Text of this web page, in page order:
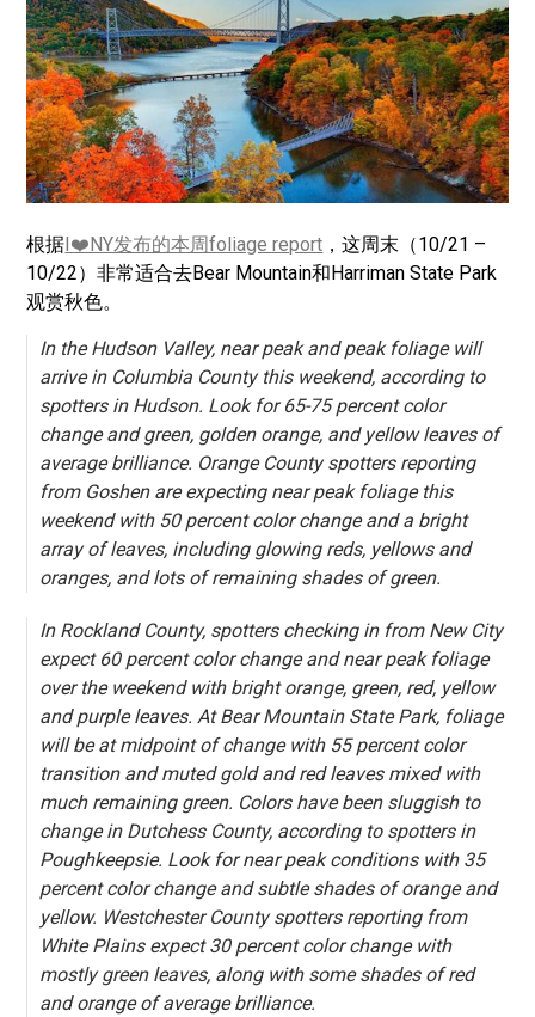
根据 I❤️NY发布的本周foliage report ，这周末（10/21 –
10/22）非常适合去Bear Mountain和Harriman State Park
观赏秋色。
In the Hudson Valley, near peak and peak foliage will
arrive in Columbia County this weekend, according to
spotters in Hudson. Look for 65-75 percent color
change and green, golden orange, and yellow leaves of
average brilliance. Orange County spotters reporting
from Goshen are expecting near peak foliage this
weekend with 50 percent color change and a bright
array of leaves, including glowing reds, yellows and
oranges, and lots of remaining shades of green.
In Rockland County, spotters checking in from New City
expect 60 percent color change and near peak foliage
over the weekend with bright orange, green, red, yellow
and purple leaves. At Bear Mountain State Park, foliage
will be at midpoint of change with 55 percent color
transition and muted gold and red leaves mixed with
much remaining green. Colors have been sluggish to
change in Dutchess County, according to spotters in
Poughkeepsie. Look for near peak conditions with 35
percent color change and subtle shades of orange and
yellow. Westchester County spotters reporting from
White Plains expect 30 percent color change with
mostly green leaves, along with some shades of red
and orange of average brilliance.